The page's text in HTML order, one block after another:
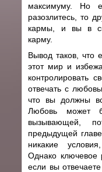
максимуму. Но
разозлитесь, то
кармы, и вы в
карму.
Вывод таков, что
этот мир и
контролировать
отвечать с
что вы должны
Любовь может
вызывающей,
предыдущей
никакие
Однако ключевое
если вы